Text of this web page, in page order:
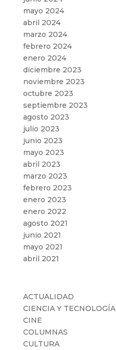
mayo 2024
abril 2024
marzo 2024
febrero 2024
enero 2024
diciembre 2023
noviembre 2023
octubre 2023
septiembre 2023
agosto 2023
julio 2023
junio 2023
mayo 2023
abril 2023
marzo 2023
febrero 2023
enero 2023
enero 2022
agosto 2021
junio 2021
mayo 2021
abril 2021
ACTUALIDAD
CIENCIA Y TECNOLOGÍA
CINE
COLUMNAS
CULTURA